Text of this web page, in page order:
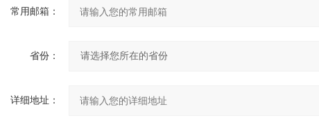
常用邮箱：
省份：
详细地址：